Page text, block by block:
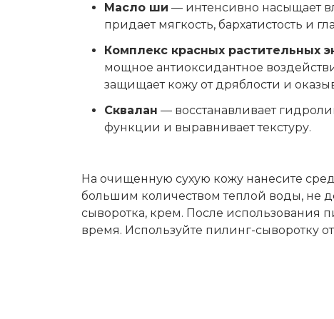
Масло ши — интенсивно насыщает
придает мягкость, бархатистость и
Комплекс красных растительных
мощное антиоксидантное
защищает кожу от дряблости и
Сквалан — восстанавливает
функции и выравнивает текстуру.
На очищенную сухую кожу нанесите
большим количеством теплой воды, не
сыворотка, крем. После
время. Используйте пилинг-сыворотку